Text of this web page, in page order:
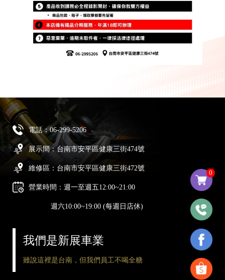
0
電話：06-299-5206
展示間：台南市安平區健康三街474號
維修區：台南市安平區健康三街472號
營業時間：週一至週五12:00~21:00
週六10:00~19:00 (每週日店休)
我們是新展車業
雖說這裡是台南，但我們員工不喝全糖